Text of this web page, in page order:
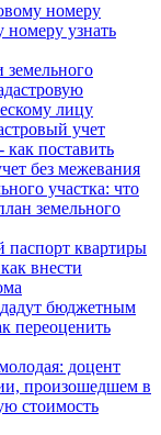
номеру
номеру узнать
земельного
лицу
учет
поставить
без межевания
участка: что
земельного
паспорт квартиры
внести
бюджетным
переоценить
доцент
произошедшем в
стоимость